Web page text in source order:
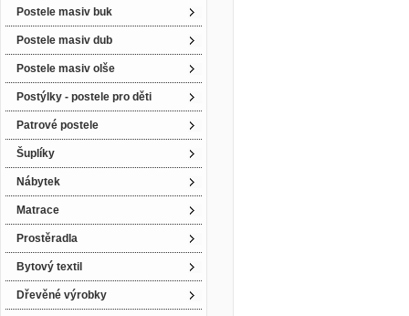
Postele masiv buk
Postele masiv dub
Postele masiv olše
Postýlky - postele pro děti
Patrové postele
Šuplíky
Nábytek
Matrace
Prostěradla
Bytový textil
Dřevěné výrobky